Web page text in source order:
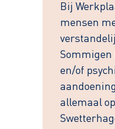
Bij
mensen
Sommigen
en/of
allemaal